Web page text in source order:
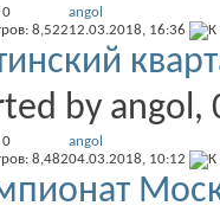
0
8,522
angol
12.03.2018, 16:36
by angol,
0
8,482
angol
04.03.2018, 10:12